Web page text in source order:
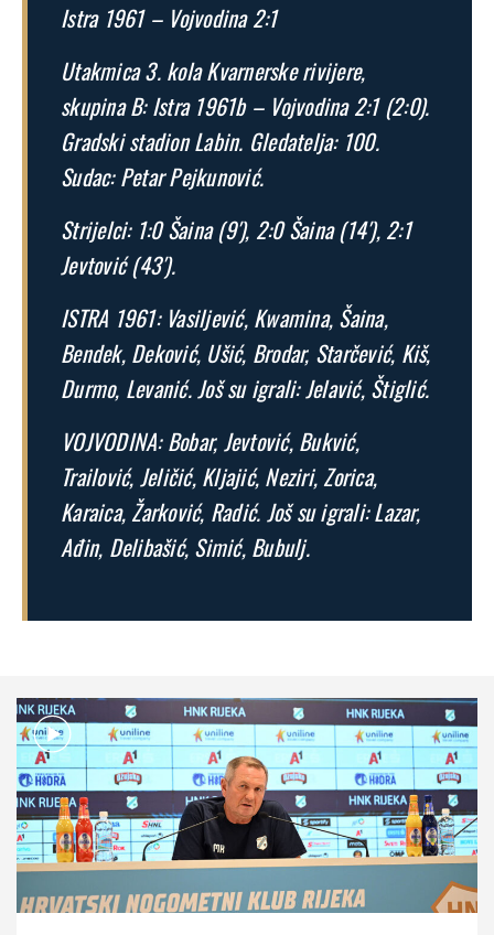
Istra 1961 – Vojvodina 2:1
Utakmica 3. kola Kvarnerske rivijere,
skupina B: Istra 1961b – Vojvodina 2:1 (2:0).
Gradski stadion Labin. Gledatelja: 100.
Sudac: Petar Pejkunović.
Strijelci: 1:0 Šaina (9′), 2:0 Šaina (14′), 2:1
Jevtović (43′).
ISTRA 1961: Vasiljević, Kwamina, Šaina,
Bendek, Deković, Ušić, Brodar, Starčević, Kiš,
Durmo, Levanić. Još su igrali: Jelavić, Štiglić.
VOJVODINA: Bobar, Jevtović, Bukvić,
Trailović, Jeličić, Kljajić, Neziri, Zorica,
Karaica, Žarković, Radić. Još su igrali: Lazar,
Ađin, Delibašić, Simić, Bubulj.